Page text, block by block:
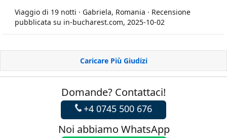
Viaggio di 19 notti · Gabriela, Romania · Recensione
pubblicata su in-bucharest.com, 2025-10-02
Caricare Più Giudizi
Domande? Contattaci!
+4 0745 500 676
Noi abbiamo WhatsApp